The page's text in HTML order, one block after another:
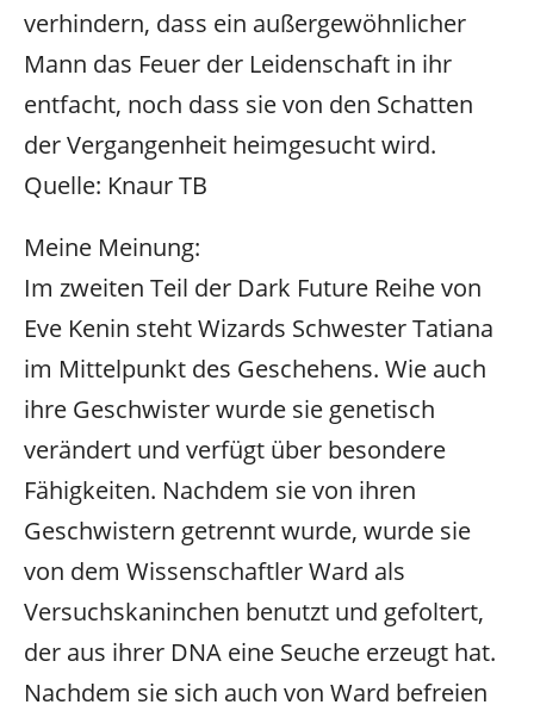
verhindern, dass ein außergewöhnlicher
Mann das Feuer der Leidenschaft in ihr
entfacht, noch dass sie von den Schatten
der Vergangenheit heimgesucht wird.
Quelle: Knaur TB
Meine Meinung:
Im zweiten Teil der Dark Future Reihe von
Eve Kenin steht Wizards Schwester Tatiana
im Mittelpunkt des Geschehens. Wie auch
ihre Geschwister wurde sie genetisch
verändert und verfügt über besondere
Fähigkeiten. Nachdem sie von ihren
Geschwistern getrennt wurde, wurde sie
von dem Wissenschaftler Ward als
Versuchskaninchen benutzt und gefoltert,
der aus ihrer DNA eine Seuche erzeugt hat.
Nachdem sie sich auch von Ward befreien